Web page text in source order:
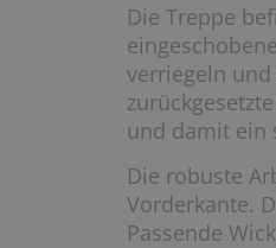
Die Treppe
verriegeln
und damit ein
Die robuste
Vorderkante.
Passende